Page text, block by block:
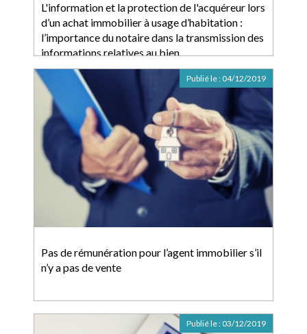
L'information et la protection de l'acquéreur lors
d’un achat immobilier à usage d’habitation :
l’importance du notaire dans la transmission des
informations relatives au bien
Pas de rémunération pour l’agent immobilier s’il
n’y a pas de vente
Publié le : 04/12/2019
Publié le : 03/12/2019